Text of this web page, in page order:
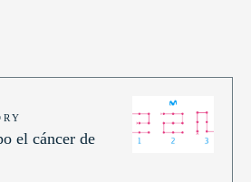
el cáncer de